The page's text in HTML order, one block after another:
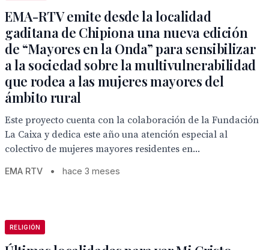
EMA-RTV emite desde la localidad
gaditana de Chipiona una nueva edición
de “Mayores en la Onda” para sensibilizar
a la sociedad sobre la multivulnerabilidad
que rodea a las mujeres mayores del
ámbito rural
Este proyecto cuenta con la colaboración de la Fundación
La Caixa y dedica este año una atención especial al
colectivo de mujeres mayores residentes en...
EMA RTV • hace 3 meses
RELIGIÓN